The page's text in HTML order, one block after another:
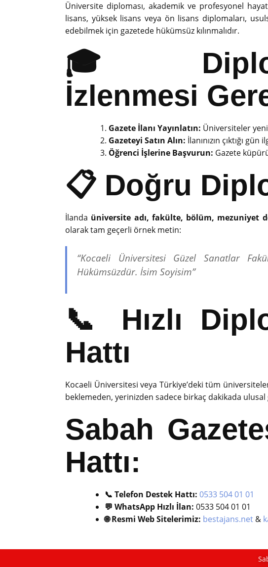
Üniversite diploması, akademik ve profesyonel
lisans, yüksek lisans veya ön lisans diplomaları,
edebilmek için gazetede hükümsüz kılınmalıdır.
🎓
İzlenmesi
Gazete İlanı Yayınlatın: Üniversiteler
Gazeteyi Satın Alın: İlanınızın çıktığı
Öğrenci İşlerine Başvurun: Gazete
📋 Doğru
İlanda üniversite adı, fakülte, bölüm, mezuniyet
olarak tam geçerli örnek metin:
“Kocaeli Üniversitesi Güzel Sanatlar
Hükümsüzdür. İsim Soyisim”
📞 Hızlı
Hattı
Kocaeli Üniversitesi veya Türkiye’deki tüm
beklemeden, yerinizden sadece birkaç dakikada
Sabah
Hattı:
📞 Telefon Destek Hattı: 0533 504 01 01
💬 WhatsApp Hızlı İlan: 0533 504 01 01
🌐 Resmi Web Sitelerimiz: bestajans.net &